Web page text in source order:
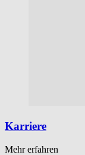
Karriere
Mehr erfahren